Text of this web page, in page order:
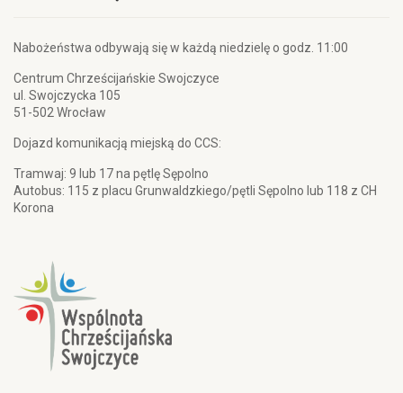
Nabożeństwa odbywają się w każdą niedzielę o godz. 11:00
Centrum Chrześcijańskie Swojczyce
ul. Swojczycka 105
51-502 Wrocław
Dojazd komunikacją miejską do CCS:
Tramwaj: 9 lub 17 na pętlę Sępolno
Autobus: 115 z placu Grunwaldzkiego/pętli Sępolno lub 118 z CH
Korona